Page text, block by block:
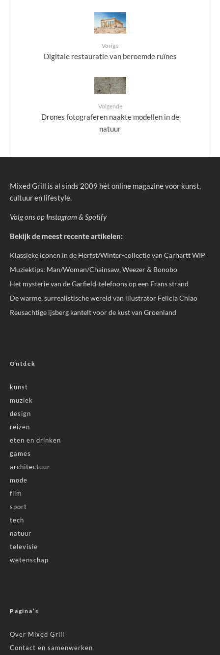
Vorige
Digitale restauratie van beroemde ruïnes
Volgende
Drones fotograferen naakte modellen in de
natuur
Mixed Grill is al sinds 2009 hét online magazine voor kunst,
cultuur en lifestyle.
Volg ons op Instagram & Spotify
Bekijk de meest recente artikelen:
Klassieke iconen in de Herfst/Winter-collectie van Carhartt WIP
Muziektips: Man/Woman/Chainsaw, Weezer & Bonobo
Het mysterie van de Garfield-telefoons op een Frans strand
De warme, surrealistische wereld van illustrator Felicia Chiao
Reusachtige ijsberg kantelt voor de kust van Groenland
Ontdek
kunst
muziek
design
reizen
eten en drinken
games
architectuur
mode
film
sport
tech
natuur
televisie
wetenschap
Pagina’s
Over Mixed Grill
Contact en samenwerken